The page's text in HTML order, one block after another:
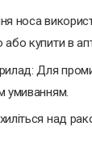
носа
купити в
Для
умиванням.
над